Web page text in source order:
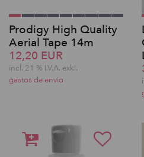
Prodigy High Quality
Aerial Tape 14m
12,20 EUR
incl. 21 % I.V.A. exkl.
gastos de envio